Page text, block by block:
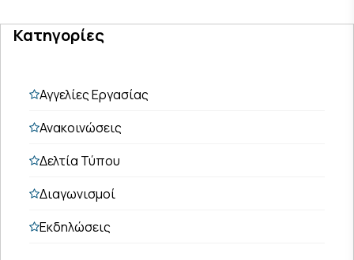
Κατηγορίες
Αγγελίες Εργασίας
Ανακοινώσεις
Δελτία Τύπου
Διαγωνισμοί
Εκδηλώσεις